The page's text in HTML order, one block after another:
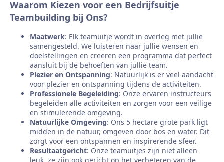
Waarom Kiezen voor een Bedrijfsuitje
Teambuilding bij Ons?
Maatwerk: Elk teamuitje wordt in overleg met jullie
samengesteld. We luisteren naar jullie wensen en
doelstellingen en creëren een programma dat perfect
aansluit bij de behoeften van jullie team.
Plezier en Ontspanning: Natuurlijk is er veel aandacht
voor plezier en ontspanning tijdens de activiteiten.
Professionele Begeleiding: Onze ervaren instructeurs
begeleiden alle activiteiten en zorgen voor een veilige
en stimulerende omgeving.
Natuurlijke Omgeving: Ons 5 hectare grote park ligt
midden in de natuur, omgeven door bos en water. Dit
zorgt voor een ontspannen en inspirerende sfeer.
Resultaatgericht: Onze teamuitjes zijn niet alleen